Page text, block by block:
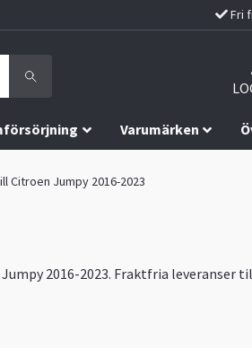
Fri
Varumärken
Citroen Jumpy 2016-2023
2016-2023. Fraktfria leveranser